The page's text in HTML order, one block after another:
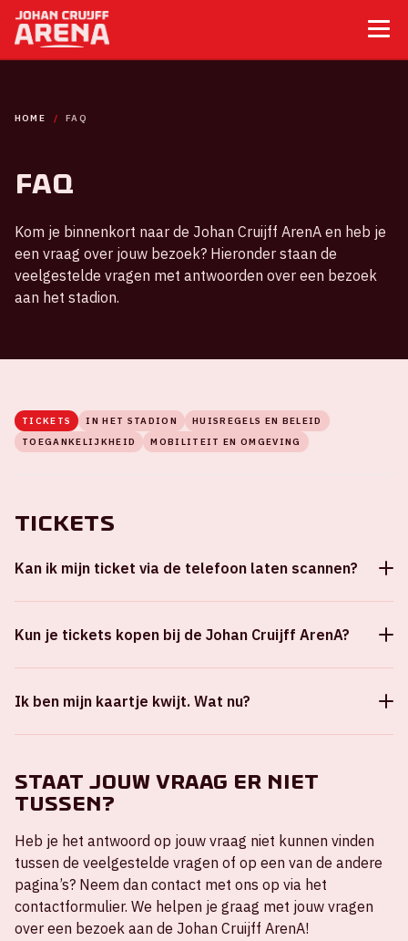
HOME FAQ
FAQ
Kom je binnenkort naar de Johan Cruijff ArenA en heb je
een vraag over jouw bezoek? Hieronder staan de
veelgestelde vragen met antwoorden over een bezoek
aan het stadion.
TICKETS IN HET STADION
HUISREGELS EN BELEID
TOEGANKELIJKHEID
MOBILITEIT EN OMGEVING
Tickets
Kan ik mijn ticket via de telefoon laten scannen?
Kun je tickets kopen bij de Johan Cruijff ArenA?
Ik ben mijn kaartje kwijt. Wat nu?
Staat jouw vraag er niet
tussen?
Heb je het antwoord op jouw vraag niet kunnen vinden
tussen de veelgestelde vragen of op een van de andere
pagina’s? Neem dan contact met ons op via het
contactformulier. We helpen je graag met jouw vragen
over een bezoek aan de Johan Cruijff ArenA!